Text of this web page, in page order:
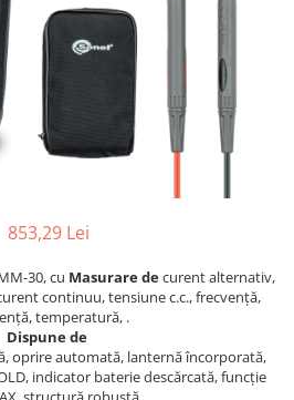
853,29 Lei
30, cu Masurare decurent alternativ,
continuu, tensiune c.c., frecvență,
temperatură, .
Dispune de
oprire automată, lanternă încorporată,
indicator baterie descărcată, funcție